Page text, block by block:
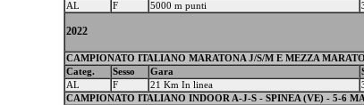
AL
F 5000 m punti
2022
CAMPIONATO ITALIANO MARATONA J/S/M E MEZZA
Categ.
Sesso Gara
AL
F 21 Km In linea
CAMPIONATO ITALIANO INDOOR A-J-S - SPINEA (VE) - 5-6